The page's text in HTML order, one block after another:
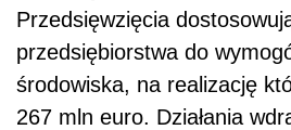
Przedsięwzięcia
przedsiębiorstwa do
środowiska, na realizację
267 mln euro. Działania